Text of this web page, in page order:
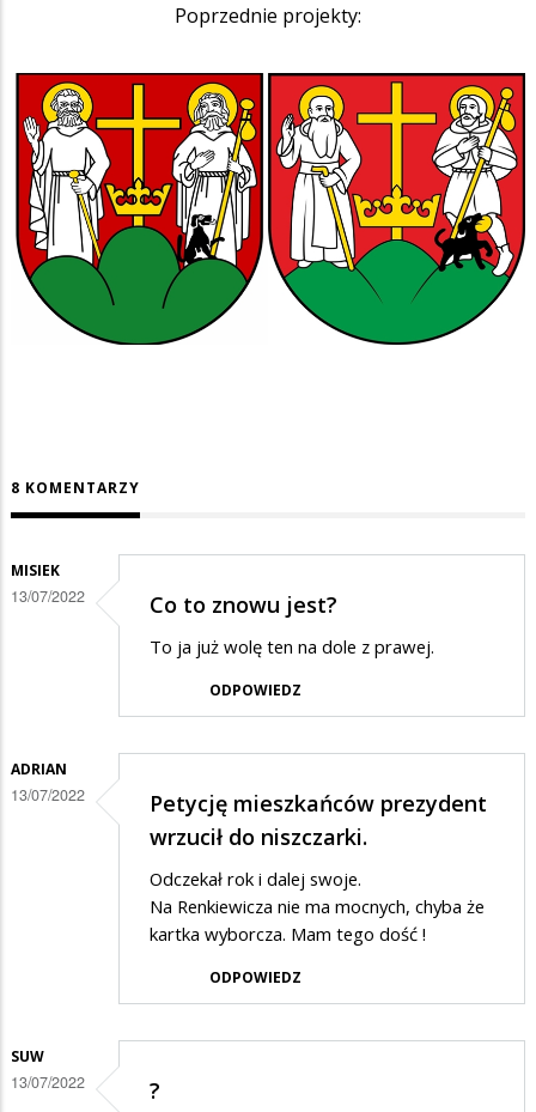
Poprzednie projekty:
8 KOMENTARZY
MISIEK
13/07/2022 Co to znowu jest?
To ja już wolę ten na dole z prawej.
ODPOWIEDZ
ADRIAN
13/07/2022
Petycję mieszkańców prezydent
wrzucił do niszczarki.
Odczekał rok i dalej swoje.
Na Renkiewicza nie ma mocnych, chyba że
kartka wyborcza. Mam tego dość !
ODPOWIEDZ
SUW
13/07/2022 ?